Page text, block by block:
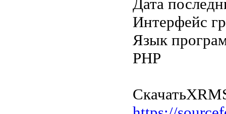
Дата
Интерфейс
Язык
PHP
Скачать